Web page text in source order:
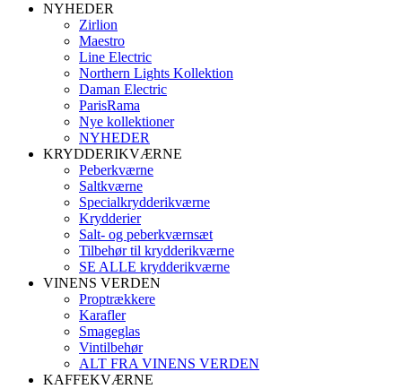
NYHEDER
Zirlion
Maestro
Line Electric
Northern Lights Kollektion
Daman Electric
ParisRama
Nye kollektioner
NYHEDER
KRYDDERIKVÆRNE
Peberkværne
Saltkværne
Specialkrydderikværne
Krydderier
Salt- og peberkværnsæt
Tilbehør til krydderikværne
SE ALLE krydderikværne
VINENS VERDEN
Proptrækkere
Karafler
Smageglas
Vintilbehør
ALT FRA VINENS VERDEN
KAFFEKVÆRNE